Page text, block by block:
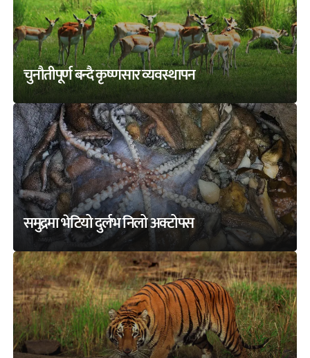
चुनौतीपूर्ण बन्दै कृष्णसार व्यवस्थापन
समुद्रमा भेटियो दुर्लभ निलो अक्टोपस